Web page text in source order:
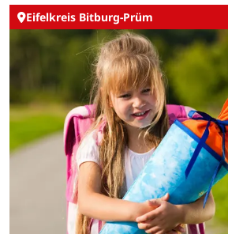
Eifelkreis Bitburg-Prüm